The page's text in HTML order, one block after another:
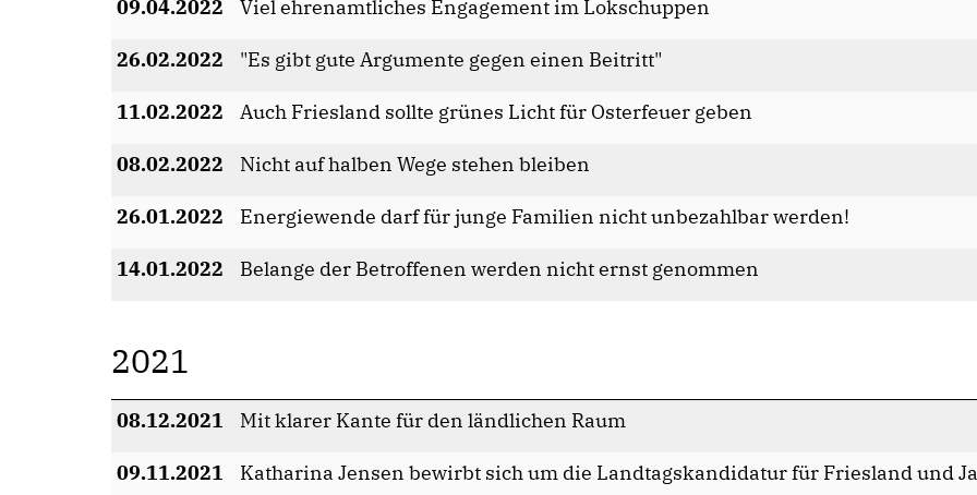
09.04.2022 Viel ehrenamtliches Engagement im Lokschuppen
26.02.2022 "Es gibt gute Argumente gegen einen Beitritt"
11.02.2022 Auch Friesland sollte grünes Licht für Osterfeuer geben
08.02.2022 Nicht auf halben Wege stehen bleiben
26.01.2022 Energiewende darf für junge Familien nicht unbezahlbar werden!
14.01.2022 Belange der Betroffenen werden nicht ernst genommen
2021
08.12.2021 Mit klarer Kante für den ländlichen Raum
09.11.2021 Katharina Jensen bewirbt sich um die Landtagskandidatur für Friesland und